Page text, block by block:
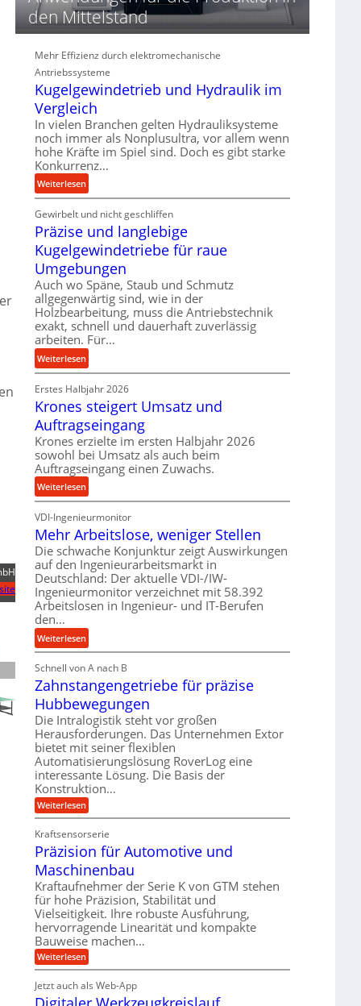
d
i
e
P
f
o
r
m
a
n
c
e
b
e
i
m
D
r
ü
k
p
r
o
z
s
s
den Mittelstand
Mehr Effizienz durch elektromechanische
Antriebssysteme
Kugelgewindetrieb und Hydraulik im
Vergleich
In vielen Branchen gelten Hydrauliksysteme
noch immer als Nonplusultra, vor allem wenn
hohe Kräfte im Spiel sind. Doch es gibt starke
Konkurrenz…
Weiterlesen:
K
u
g
l
g
e
w
i
n
d
e
r
i
e
b
u
n
d
H
y
d
r
a
u
l
i
k
i
V
e
r
g
l
e
i
c
h
Gewirbelt und nicht geschliffen
Präzise und langlebige
Kugelgewindetriebe für raue
Umgebungen
Auch wo Späne, Staub und Schmutz
allgegenwärtig sind, wie in der
Holzbearbeitung, muss die Antriebstechnik
exakt, schnell und dauerhaft zuverlässig
arbeiten. Für…
Weiterlesen:
P
r
ä
i
s
e
u
n
a
n
g
e
i
g
e
u
g
e
l
g
e
w
i
n
d
e
r
i
e
b
e
f
ü
r
r
Erstes Halbjahr 2026
Krones steigert Umsatz und
Auftragseingang
Krones erzielte im ersten Halbjahr 2026
sowohl bei Umsatz als auch beim
Auftragseingang einen Zuwachs.
Weiterlesen:
K
r
o
n
e
s
s
t
i
g
e
r
t
U
m
s
a
t
z
u
n
d
A
u
f
t
r
a
g
s
i
VDI-Ingenieurmonitor
Mehr Arbeitslose, weniger Stellen
Die schwache Konjunktur zeigt Auswirkungen
auf den Ingenieurarbeitsmarkt in
Deutschland: Der aktuelle VDI-/IW-
Ingenieurmonitor verzeichnet mit 58.392
Arbeitslosen in Ingenieur- und IT-Berufen
den…
Weiterlesen:
M
e
h
A
r
b
e
i
t
s
l
o
s
e
,
w
e
n
i
g
e
r
Schnell von A nach B
Zahnstangengetriebe für präzise
Hubbewegungen
Die Intralogistik steht vor großen
Herausforderungen. Das Unternehmen Extor
bietet mit seiner flexiblen
Automatisierungslösung RoverLog eine
interessante Lösung. Die Basis der
Konstruktion…
Weiterlesen:
Z
h
n
s
t
a
n
g
e
n
g
e
t
r
i
Kraftsensorserie
Präzision für Automotive und
Maschinenbau
Kraftaufnehmer der Serie K von GTM stehen
für hohe Präzision, Stabilität und
Vielseitigkeit. Ihre robuste Ausführung,
hervorragende Linearität und kompakte
Bauweise machen…
Weiterlesen:
P
ä
z
Jetzt auch als Web-App